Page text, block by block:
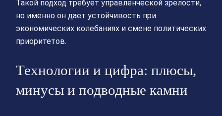
Такой подход требует управленческой зрелости,
но именно он дает устойчивость при
экономических колебаниях и смене политических
приоритетов.
Технологии и цифра: плюсы,
минусы и подводные камни